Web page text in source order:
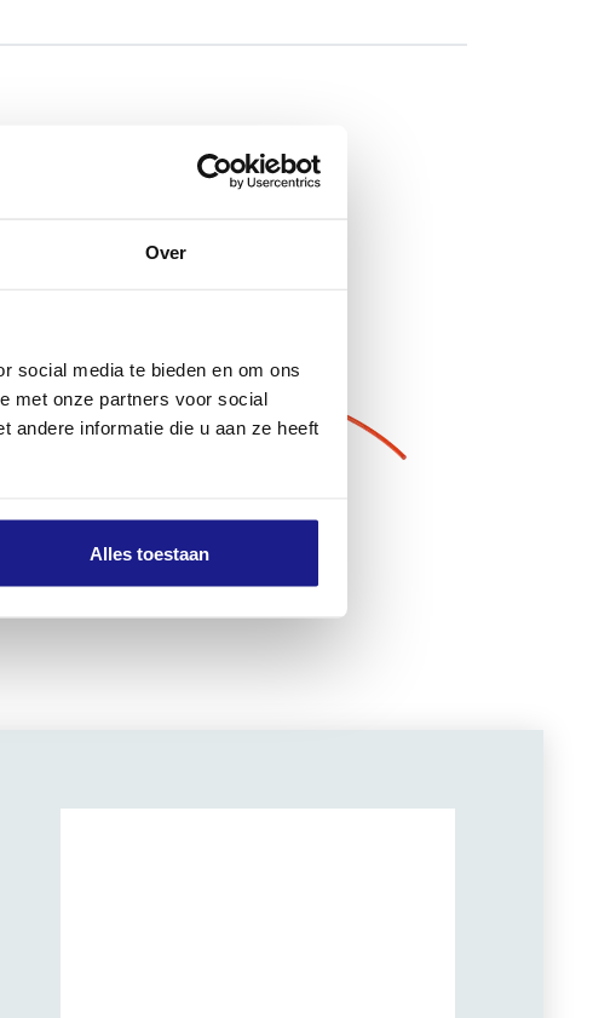
Over
social media te bieden en om ons
met onze partners voor social
andere informatie die u aan ze heeft
Alles toestaan